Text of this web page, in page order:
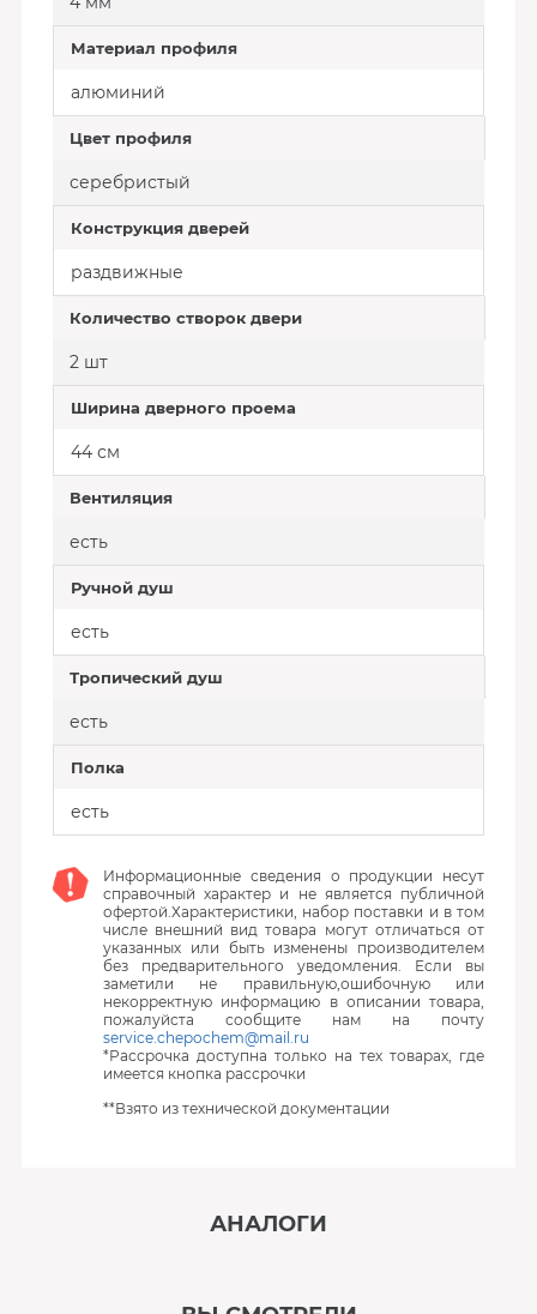
Материал профиля
алюминий
Цвет профиля
серебристый
Конструкция дверей
раздвижные
Количество створок двери
2 шт
Ширина дверного проема
44 см
Вентиляция
есть
Ручной душ
есть
Тропический душ
есть
Полка
есть
Информационные сведения о продукции несут
справочный характер и не является публичной
офертой.Характеристики, набор поставки и в том
числе внешний вид товара могут отличаться от
указанных или быть изменены производителем
без предварительного уведомления. Если вы
заметили не правильную,ошибочную или
некорректную информацию в описании товара,
пожалуйста сообщите нам на почту
service.chepochem@mail.ru
*Рассрочка доступна только на тех товарах, где
имеется кнопка рассрочки
**Взято из технической документации
АНАЛОГИ